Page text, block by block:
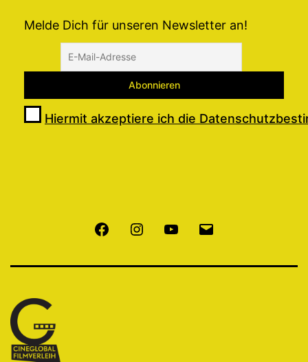
Melde Dich für unseren Newsletter an!
Hiermit akzeptiere ich die
FacebookInstagramYoutube